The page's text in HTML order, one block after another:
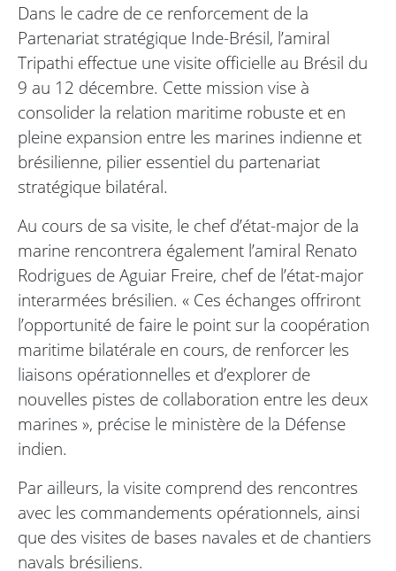
Dans le cadre de ce renforcement de la
Partenariat stratégique Inde-Brésil, l’amiral
Tripathi effectue une visite officielle au Brésil du
9 au 12 décembre. Cette mission vise à
consolider la relation maritime robuste et en
pleine expansion entre les marines indienne et
brésilienne, pilier essentiel du partenariat
stratégique bilatéral.
Au cours de sa visite, le chef d’état-major de la
marine rencontrera également l’amiral Renato
Rodrigues de Aguiar Freire, chef de l’état-major
interarmées brésilien. « Ces échanges offriront
l’opportunité de faire le point sur la coopération
maritime bilatérale en cours, de renforcer les
liaisons opérationnelles et d’explorer de
nouvelles pistes de collaboration entre les deux
marines », précise le ministère de la Défense
indien.
Par ailleurs, la visite comprend des rencontres
avec les commandements opérationnels, ainsi
que des visites de bases navales et de chantiers
navals brésiliens.